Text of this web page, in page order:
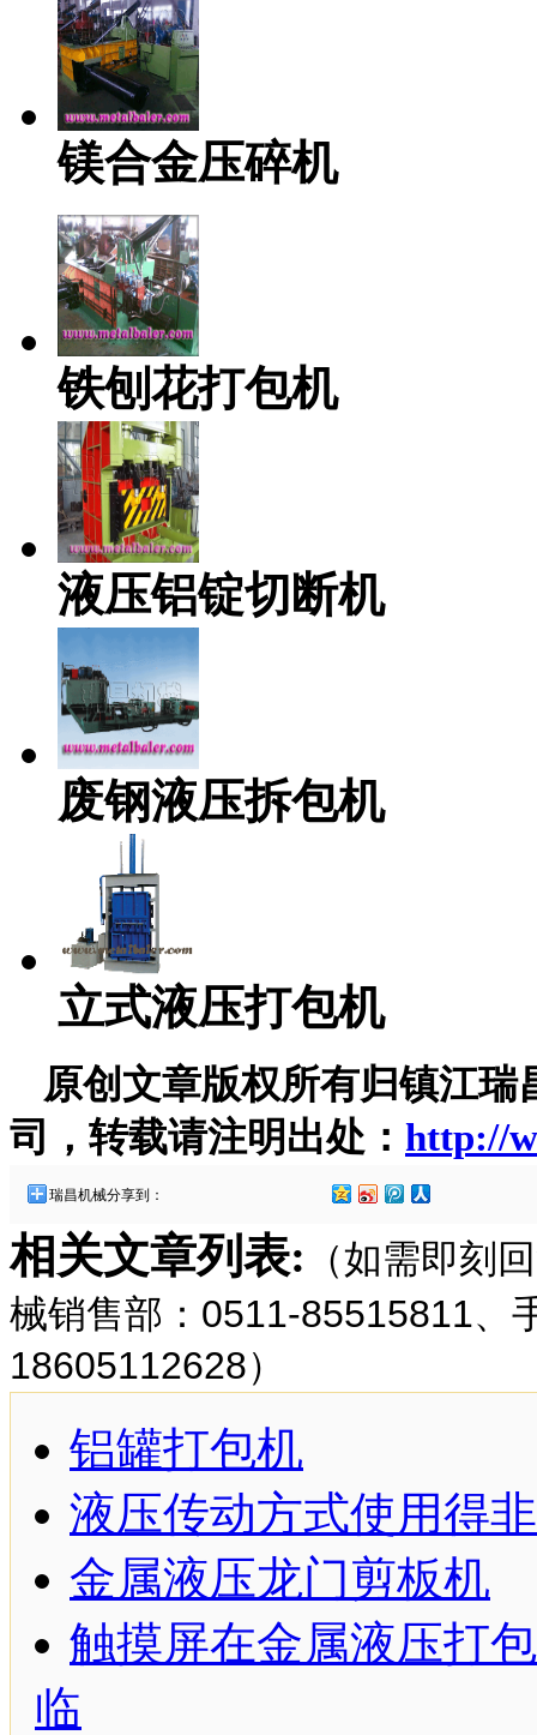
镁合金压碎机
铁刨花打包机
液压铝锭切断机
废钢液压拆包机
立式液压打包机
原创文章版权所有归镇江瑞
司，转载请注明出处： http://
瑞昌机械分享到：
相关文章列表: （如需即刻
械销售部：0511-85515811、
18605112628）
铝罐打包机
液压传动方式使用得
金属液压龙门剪板机
触摸屏在金属液压打
临